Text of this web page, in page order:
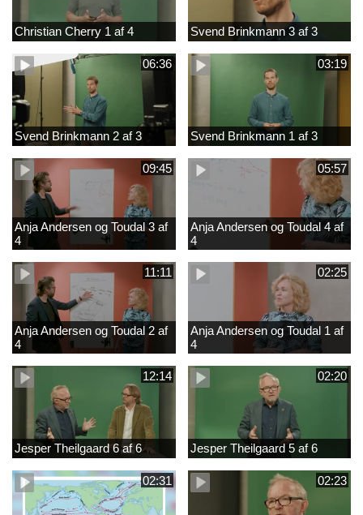
Christian Cherry 1 af 4 Svend Brinkmann 3 af 3
06:36
Svend Brinkmann 2 af 3
03:19
Svend Brinkmann 1 af 3
09:45
Anja Andersen og Toudal 3 af
4
05:57
Anja Andersen og Toudal 4 af
4
11:11
Anja Andersen og Toudal 2 af
4
02:25
Anja Andersen og Toudal 1 af
4
12:14
Jesper Theilgaard 6 af 6
02:20
Jesper Theilgaard 5 af 6
02:31 02:23